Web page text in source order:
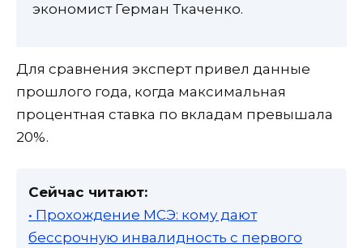
экономист Герман Ткаченко.
Для сравнения эксперт привел данные
прошлого года, когда максимальная
процентная ставка по вкладам превышала
20%.
Сейчас читают:
• Прохождение МСЭ: кому дают
бессрочную инвалидность с первого